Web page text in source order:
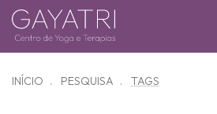
INÍCIO PESQUISA TAGS